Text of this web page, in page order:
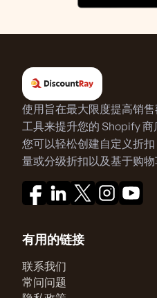
使用旨在最大限度提高销
工具来提升您的 Shopify
您可以轻松创建自定义折
量或分级折扣以及基于购物
有用的链接
联系我们
常问问题